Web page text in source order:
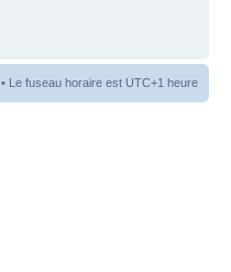
• Le fuseau horaire est UTC+1 heure